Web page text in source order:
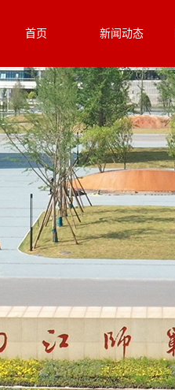
首页 新闻动态